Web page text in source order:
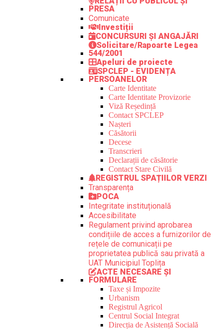
PRESA
Comunicate
Investiții
CONCURSURI ȘI ANGAJĂRI
Solicitare/Rapoarte Legea
544/2001
Apeluri de proiecte
SPCLEP - EVIDENȚA
PERSOANELOR
Carte Identitate
Carte Identitate Provizorie
Viză Reședință
Contact SPCLEP
Nașteri
Căsătorii
Decese
Transcrieri
Declarații de căsătorie
Contact Stare Civilă
REGISTRUL SPAȚIILOR VERZI
Transparența
POCA
Integritate instituțională
Accesibilitate
Regulament privind aprobarea
condițiile de acces a furnizorilor de
rețele de comunicații pe
proprietatea publică sau privată a
UAT Municipiul Toplița
ACTE NECESARE ȘI
FORMULARE
Taxe și Impozite
Urbanism
Registrul Agricol
Centrul Social Integrat
Direcția de Asistență Socială